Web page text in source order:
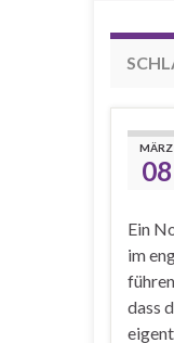
MÄRZ
08
Ein
im
dass